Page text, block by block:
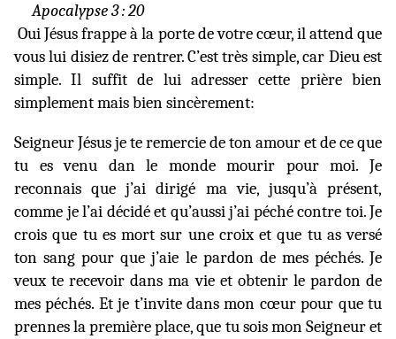
Apocalypse 3 : 20
Oui Jésus frappe à la porte de votre cœur, il attend que
vous lui disiez de rentrer. C’est très simple, car Dieu est
simple. Il suffit de lui adresser cette prière bien
simplement mais bien sincèrement:
Seigneur Jésus je te remercie de ton amour et de ce que
tu es venu dan le monde mourir pour moi. Je
reconnais que j’ai dirigé ma vie, jusqu’à présent,
comme je l’ai décidé et qu’aussi j’ai péché contre toi. Je
crois que tu es mort sur une croix et que tu as versé
ton sang pour que j’aie le pardon de mes péchés. Je
veux te recevoir dans ma vie et obtenir le pardon de
mes péchés. Et je t’invite dans mon cœur pour que tu
prennes la première place, que tu sois mon Seigneur et